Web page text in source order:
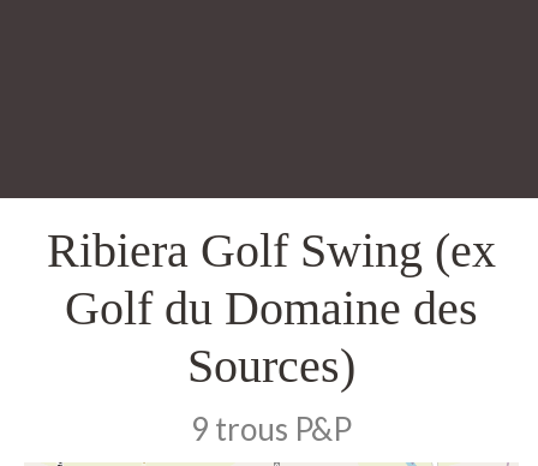
Ribiera Golf Swing (ex
Golf du Domaine des
Sources)
9 trous P&P